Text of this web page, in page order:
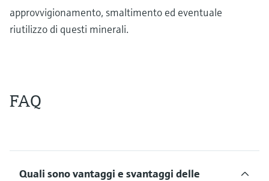
approvvigionamento, smaltimento ed eventuale
riutilizzo di questi minerali.
FAQ
Quali sono vantaggi e svantaggi delle